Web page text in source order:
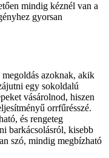
mindig kéznél van a
gyorsan
azoknak, akik
egy sokoldalú
vásárolnod, hiszen
orrfűrésszé.
és rengeteg
barkácsolásról, kisebb
szó, mindig megbízható